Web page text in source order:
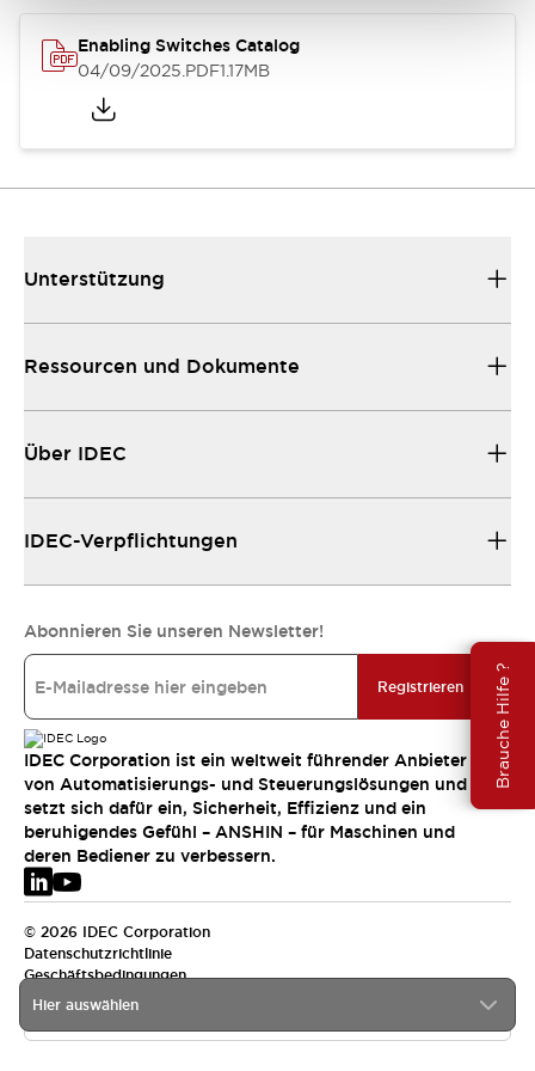
Brauche Hilfe ?
Enabling Switches Catalog
04/09/2025.PDF1.17MB
Hier auswählen
Unterstützung
Ressourcen und Dokumente
Über IDEC
IDEC-Verpflichtungen
Abonnieren Sie unseren Newsletter!
Registrieren
IDEC Corporation ist ein weltweit führender Anbieter
von Automatisierungs- und Steuerungslösungen und
setzt sich dafür ein, Sicherheit, Effizienz und ein
beruhigendes Gefühl – ANSHIN – für Maschinen und
deren Bediener zu verbessern.
© 2026 IDEC Corporation
Datenschutzrichtlinie
Geschäftsbedingungen
EMEA